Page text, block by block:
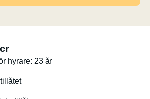
hyrare: 23 år